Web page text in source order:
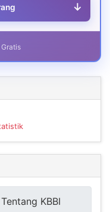
↓
Tentang KBBI